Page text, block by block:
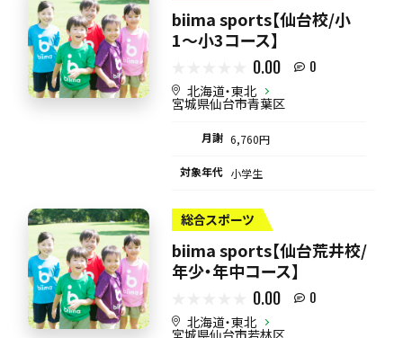
biima sports【仙台校/小
1〜小3コース】
0.00 0
北海道・東北
宮城県仙台市青葉区
月謝 6,760円
対象年代 小学生
総合スポーツ
biima sports【仙台荒井校/
年少・年中コース】
0.00 0
北海道・東北
宮城県仙台市若林区